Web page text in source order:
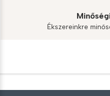
Ékszereinkre